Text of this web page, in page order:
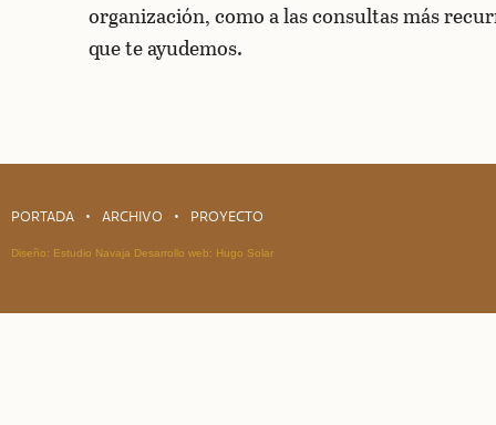
organización, como a las consultas más
que te ayudemos.
PORTADA ARCHIVO PROYECTO
Diseño: Estudio Navaja Desarrollo web: Hugo Solar